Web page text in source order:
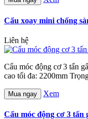
Cẩu xoay mini chống
Liên hệ
Cẩu móc động cơ 3 tấn
cao tối đa: 2200mm
Mua ngay Xem
Cẩu móc động cơ 3 tấn